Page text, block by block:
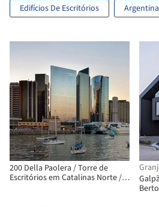
Edifícios De Escritórios Argentina
200 Della Paolera / Torre de
Escritórios em Catalinas Norte /